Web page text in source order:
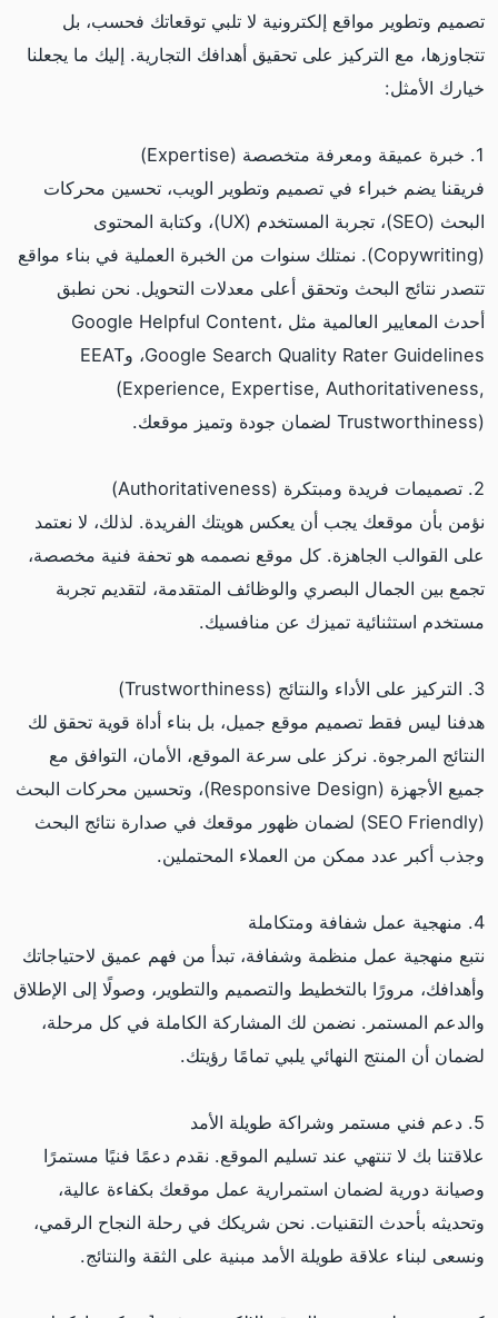
تصميم وتطوير مواقع إلكترونية لا تلبي توقعاتك فحسب، بل
تتجاوزها، مع التركيز على تحقيق أهدافك التجارية. إليك ما يجعلنا
خيارك الأمثل:
1. خبرة عميقة ومعرفة متخصصة (Expertise)
فريقنا يضم خبراء في تصميم وتطوير الويب، تحسين محركات
البحث (SEO)، تجربة المستخدم (UX)، وكتابة المحتوى
(Copywriting). نمتلك سنوات من الخبرة العملية في بناء مواقع
تتصدر نتائج البحث وتحقق أعلى معدلات التحويل. نحن نطبق
أحدث المعايير العالمية مثل Google Helpful Content،
Google Search Quality Rater Guidelines، وEEAT
(Experience, Expertise, Authoritativeness,
Trustworthiness) لضمان جودة وتميز موقعك.
2. تصميمات فريدة ومبتكرة (Authoritativeness)
نؤمن بأن موقعك يجب أن يعكس هويتك الفريدة. لذلك، لا نعتمد
على القوالب الجاهزة. كل موقع نصممه هو تحفة فنية مخصصة،
تجمع بين الجمال البصري والوظائف المتقدمة، لتقديم تجربة
مستخدم استثنائية تميزك عن منافسيك.
3. التركيز على الأداء والنتائج (Trustworthiness)
هدفنا ليس فقط تصميم موقع جميل، بل بناء أداة قوية تحقق لك
النتائج المرجوة. نركز على سرعة الموقع، الأمان، التوافق مع
جميع الأجهزة (Responsive Design)، وتحسين محركات البحث
(SEO Friendly) لضمان ظهور موقعك في صدارة نتائج البحث
وجذب أكبر عدد ممكن من العملاء المحتملين.
4. منهجية عمل شفافة ومتكاملة
نتبع منهجية عمل منظمة وشفافة، تبدأ من فهم عميق لاحتياجاتك
وأهدافك، مرورًا بالتخطيط والتصميم والتطوير، وصولًا إلى الإطلاق
والدعم المستمر. نضمن لك المشاركة الكاملة في كل مرحلة،
لضمان أن المنتج النهائي يلبي تمامًا رؤيتك.
5. دعم فني مستمر وشراكة طويلة الأمد
علاقتنا بك لا تنتهي عند تسليم الموقع. نقدم دعمًا فنيًا مستمرًا
وصيانة دورية لضمان استمرارية عمل موقعك بكفاءة عالية،
وتحديثه بأحدث التقنيات. نحن شريكك في رحلة النجاح الرقمي،
ونسعى لبناء علاقة طويلة الأمد مبنية على الثقة والنتائج.